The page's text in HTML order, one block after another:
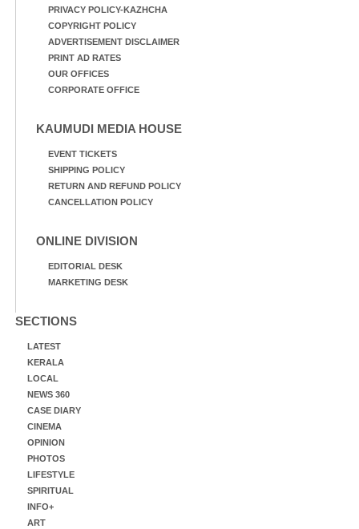
PRIVACY POLICY-KAZHCHA
COPYRIGHT POLICY
ADVERTISEMENT DISCLAIMER
PRINT AD RATES
OUR OFFICES
CORPORATE OFFICE
KAUMUDI MEDIA HOUSE
EVENT TICKETS
SHIPPING POLICY
RETURN AND REFUND POLICY
CANCELLATION POLICY
ONLINE DIVISION
EDITORIAL DESK
MARKETING DESK
SECTIONS
LATEST
KERALA
LOCAL
NEWS 360
CASE DIARY
CINEMA
OPINION
PHOTOS
LIFESTYLE
SPIRITUAL
INFO+
ART